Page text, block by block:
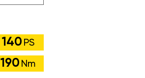
140 PS
190 Nm